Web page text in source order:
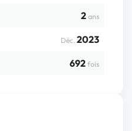
2 ans
Déc. 2023
692 fois